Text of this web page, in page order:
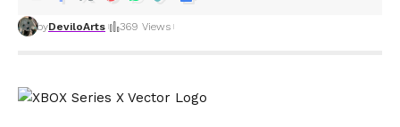
byDeviloArts 369 Views